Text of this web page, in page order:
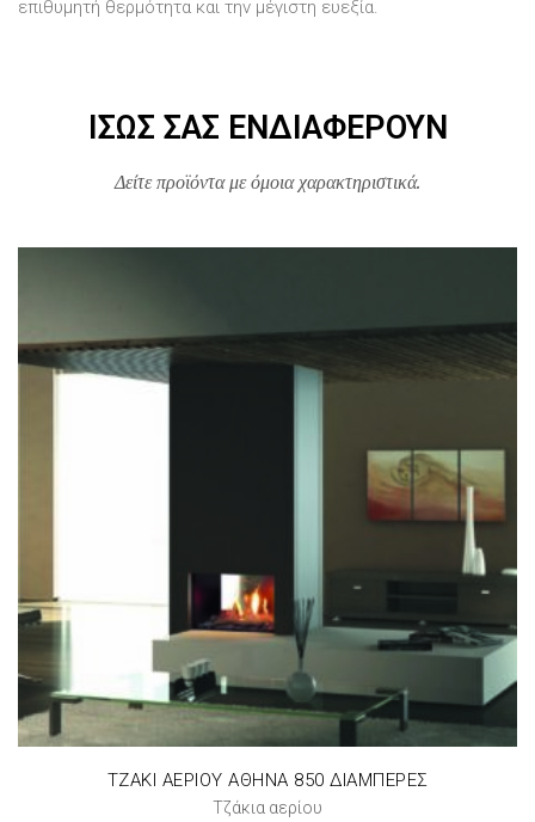
επιθυμητή θερμότητα και την μέγιστη ευεξία.
ΊΣΩΣ ΣΑΣ ΕΝΔΙΑΦΈΡΟΥΝ
Δείτε προϊόντα με όμοια χαρακτηριστικά.
ΤΖΑΚΙ ΑΕΡΙΟΥ ΑΘΗΝΑ 850 ΔΙΑΜΠΕΡΕΣ
Τζάκια αερίου